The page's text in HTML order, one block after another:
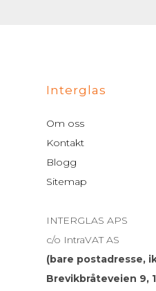
Interglas
Om oss
Kontakt
Blogg
Sitemap
INTERGLAS APS
c/o IntraVAT AS
(bare postadresse,
Brevikbråteveien 9,